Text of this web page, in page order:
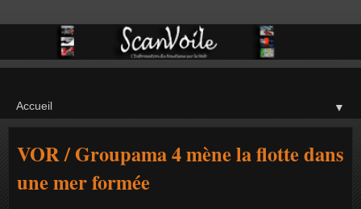
▼
VOR / Groupama 4 mène la flotte dans
une mer formée